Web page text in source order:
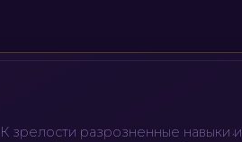
К зрелости разрозненные навыки и